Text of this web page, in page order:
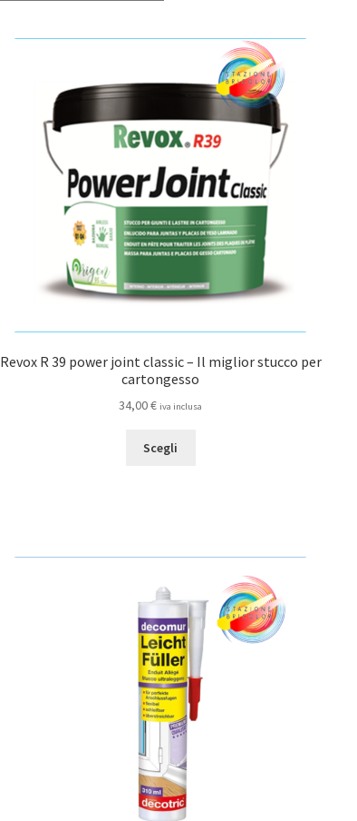
Revox R 39 power joint classic – Il miglior stucco per
cartongesso
34,00€ iva inclusa
Scegli
opzioni
possono
essere
scelte
pagina
del
prodotto